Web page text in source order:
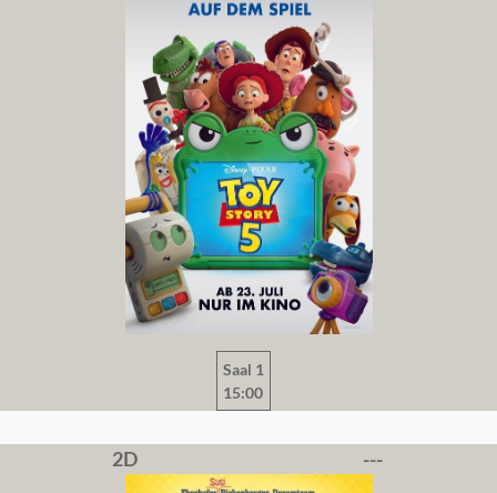
Saal 1
15:00
2D ---